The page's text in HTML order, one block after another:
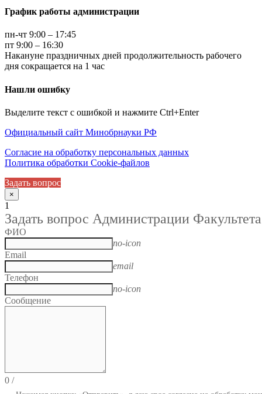
График работы администрации
пн-чт 9:00 – 17:45
пт 9:00 – 16:30
Накануне праздничных дней продолжительность рабочего
дня сокращается на 1 час
Нашли ошибку
Выделите текст с ошибкой и нажмите Ctrl+Enter
Официальный сайт Минобрнауки РФ
Согласие на обработку персональных данных
Политика обработки Cookie-файлов
Задать вопрос
×
1
Задать вопрос Администрации Факультета
ФИО
no-icon
Email
email
Телефон
no-icon
Сообщение
0 /